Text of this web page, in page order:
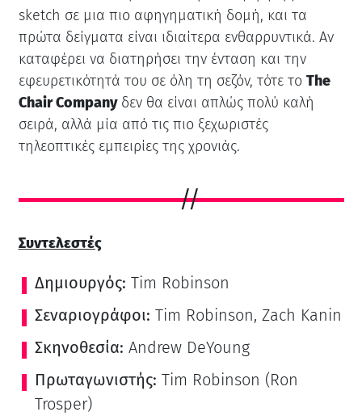
sketch σε μια πιο αφηγηματική δομή, και τα
πρώτα δείγματα είναι ιδιαίτερα ενθαρρυντικά. Αν
καταφέρει να διατηρήσει την ένταση και την
εφευρετικότητά του σε όλη τη σεζόν, τότε το The
Chair Companyδεν θα είναι απλώς πολύ καλή
σειρά, αλλά μία από τις πιο ξεχωριστές
τηλεοπτικές εμπειρίες της χρονιάς.
Συντελεστές
Δημιουργός: Tim Robinson
Σεναριογράφοι: Tim Robinson, Zach Kanin
Σκηνοθεσία: Andrew DeYoung
Πρωταγωνιστής: Tim Robinson (Ron
Trosper)